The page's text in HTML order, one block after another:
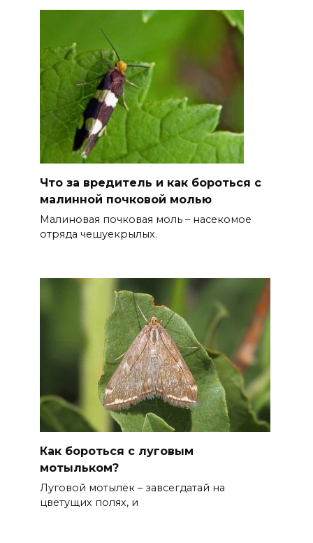
Что за вредитель и как бороться с
малинной почковой молью
Малиновая почковая моль – насекомое
отряда чешуекрылых.
Как бороться с луговым
мотыльком?
Луговой мотылёк – завсегдатай на
цветущих полях, и